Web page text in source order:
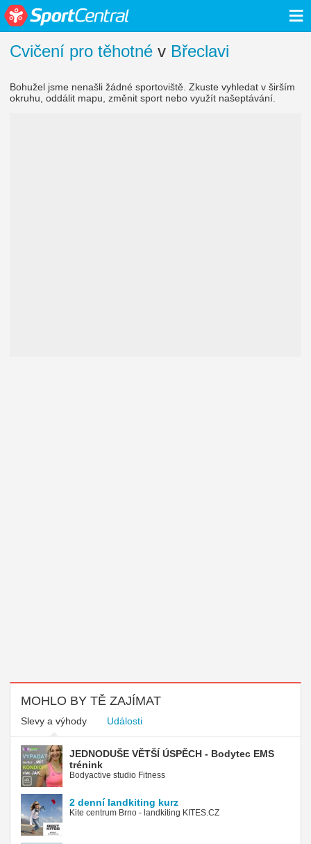
≡
Cvičení pro těhotné v Břeclavi
Bohužel jsme nenašli žádné sportoviště. Zkuste vyhledat v širším
okruhu, oddálit mapu, změnit sport nebo využít našeptávání.
MOHLO BY TĚ ZAJÍMAT
Slevy a výhody Události
JEDNODUŠE VĚTŠÍ ÚSPĚCH - Bodytec EMS
trénink
Bodyactive studio Fitness
2 denní landkiting kurz
Kite centrum Brno - landkiting KITES.CZ